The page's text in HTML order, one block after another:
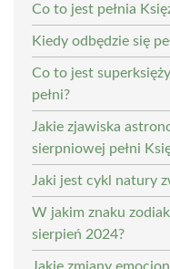
Co to jest pełnia
Kiedy odbędzie się
Co to jest
pełni?
Jakie zjawiska
sierpniowej pełni
Jaki jest cykl natury
W jakim znaku
sierpień 2024?